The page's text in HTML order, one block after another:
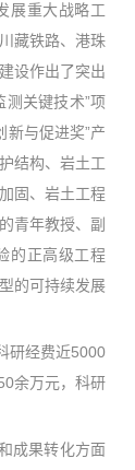
展重大战略工
藏铁路、港珠
设作出了突出
测关键技术”项
新与促进奖”产
结构、岩土工
固、岩土工程
青年教授、副
的正高级工程
的可持续发展
研经费近5000
余万元，科研
成果转化方面